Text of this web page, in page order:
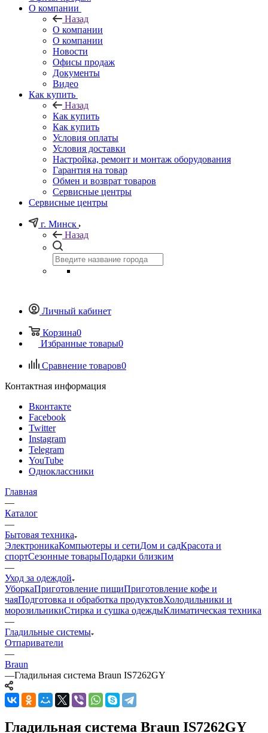
О компании
Назад
О компании
О компании
Новости
Офисы продаж
Документы
Видео
Как купить
Назад
Как купить
Как купить
Условия оплаты
Условия доставки
Настройка, ремонт и монтаж оборудования
Гарантия на товар
Обмен и возврат товаров
Сервисные центры
Сервисные центры
г. Минск
Назад
Личный кабинет
Корзина0
Избранные товары0
Сравнение товаров0
Контактная информация
Вконтакте
Facebook
Twitter
Instagram
Telegram
YouTube
Одноклассники
Главная
—
Каталог
—
Бытовая техника
ЭлектроникаКомпьютеры и сетиДом и садКрасота и
спортСезонные товарыПодарки близким
—
Уход за одеждой
УборкаПриготовление пищиПриготовление кофе и
чаяПодготовка и обработка продуктовХолодильники и
морозильникиСтирка и сушка одеждыКлиматическая техника
—
Гладильные системы
Отпариватели
—
Braun
—Гладильная система Braun IS7262GY
Гладильная система Braun IS7262GY